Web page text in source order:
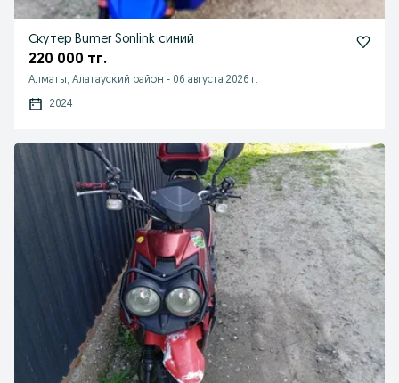
Скутер Bumer Sonlink синий
220 000 тг.
Алматы, Алатауский район - 06 августа 2026 г.
2024